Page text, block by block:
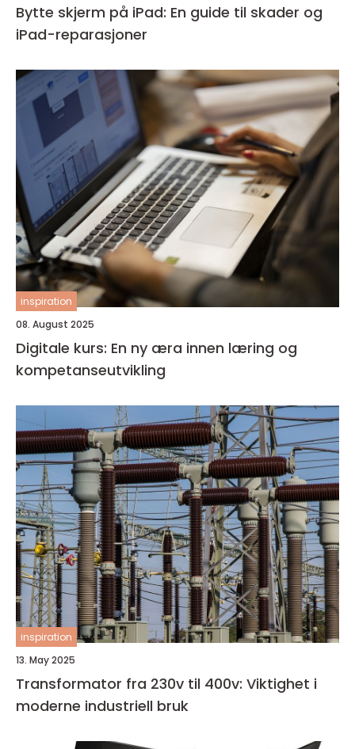
Bytte skjerm på iPad: En guide til skader og
iPad-reparasjoner
inspiration
08. August 2025
Digitale kurs: En ny æra innen læring og
kompetanseutvikling
inspiration
13. May 2025
Transformator fra 230v til 400v: Viktighet i
moderne industriell bruk